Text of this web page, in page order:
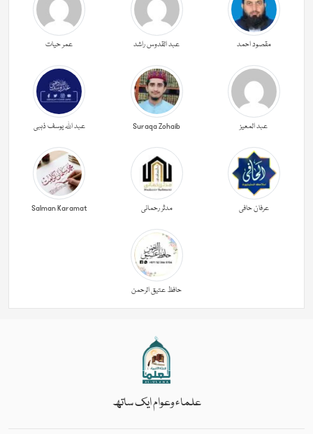
مقصود احمد عبد القدوس راشد عمر حیات
عبد المعیز Suraqa Zohaib عبد اللہ یوسف ذہبی
عرفان حافی مدثر رحمانی Salman Karamat
حافظ عتیق الرحمن
علماء وعوام ایک ساتھ